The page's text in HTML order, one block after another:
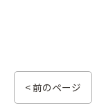
< 前のページ